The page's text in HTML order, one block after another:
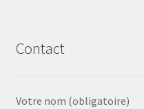
Contact
Votre nom (obligatoire)